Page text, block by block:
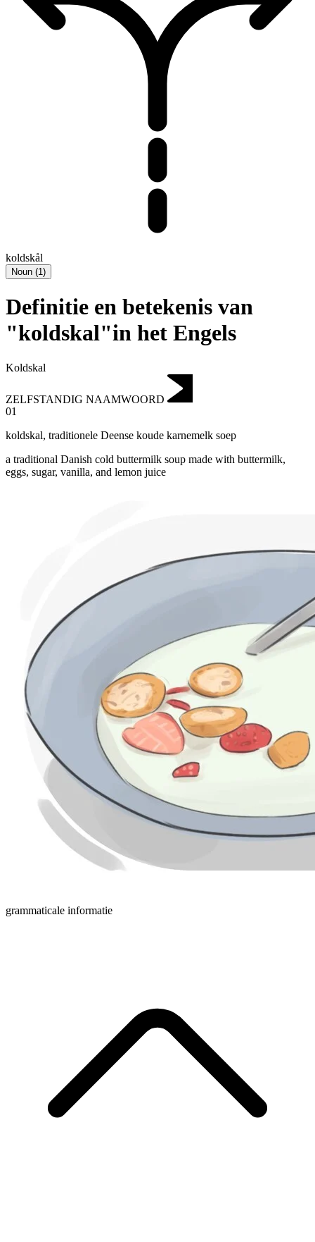
koldskål
Noun (1)
Definitie en betekenis van
"koldskal"in het Engels
Koldskal
ZELFSTANDIG NAAMWOORD
01
koldskal, traditionele Deense koude karnemelk soep
a traditional Danish cold buttermilk soup made with buttermilk,
eggs, sugar, vanilla, and lemon juice
grammaticale informatie